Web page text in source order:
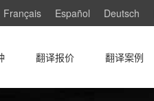
Français Español Deutsch
翻译报价 翻译案例